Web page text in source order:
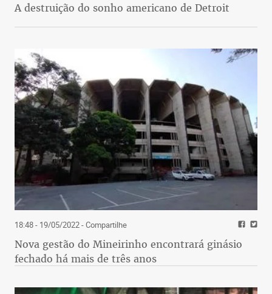
A destruição do sonho americano de Detroit
18:48 - 19/05/2022- Compartilhe
Nova gestão do Mineirinho encontrará ginásio
fechado há mais de três anos